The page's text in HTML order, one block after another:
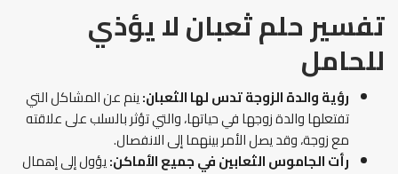
تفسير حلم ثعبان لا يؤذي
للحامل
رؤية والدة الزوجة تدس لها الثعبان:ينم عن المشاكل التي
تفتعلها والدة زوجها في حياتها، والتي تؤثر بالسلب على علاقته
مع زوجة، وقد يصل الأمر بينهما إلى الانفصال.
رأت الجاموس الثعابين في جميع الأماكن:يؤول إلى إهمال